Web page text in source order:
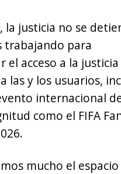
la justicia no se
trabajando para
el acceso a la justicia
las y los usuarios,
internacional
como el FIFA
mucho el espacio